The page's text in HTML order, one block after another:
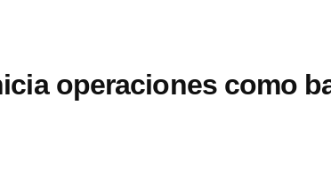
operaciones como